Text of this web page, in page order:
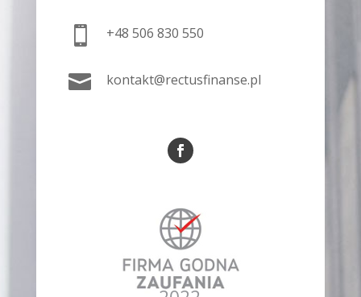
 +48 506 830 550
 kontakt@rectusfinanse.pl